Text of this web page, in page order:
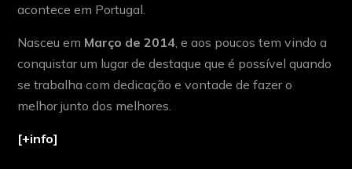
acontece em Portugal.
Nasceu em Março de 2014, e aos poucos tem vindo a
conquistar um lugar de destaque que é possível quando
se trabalha com dedicação e vontade de fazer o
melhor junto dos melhores.
[+info]